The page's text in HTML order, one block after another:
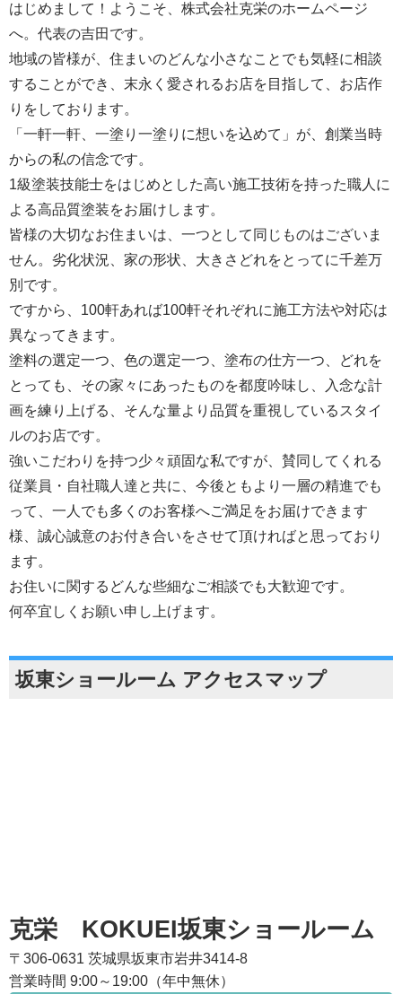
はじめまして！ようこそ、株式会社克栄のホームページ
へ。代表の吉田です。
地域の皆様が、住まいのどんな小さなことでも気軽に相談
することができ、末永く愛されるお店を目指して、お店作
りをしております。
「一軒一軒、一塗り一塗りに想いを込めて」が、創業当時
からの私の信念です。
1級塗装技能士をはじめとした高い施工技術を持った職人に
よる高品質塗装をお届けします。
皆様の大切なお住まいは、一つとして同じものはございま
せん。劣化状況、家の形状、大きさどれをとってに千差万
別です。
ですから、100軒あれば100軒それぞれに施工方法や対応は
異なってきます。
塗料の選定一つ、色の選定一つ、塗布の仕方一つ、どれを
とっても、その家々にあったものを都度吟味し、入念な計
画を練り上げる、そんな量より品質を重視しているスタイ
ルのお店です。
強いこだわりを持つ少々頑固な私ですが、賛同してくれる
従業員・自社職人達と共に、今後ともより一層の精進でも
って、一人でも多くのお客様へご満足をお届けできます
様、誠心誠意のお付き合いをさせて頂ければと思っており
ます。
お住いに関するどんな些細なご相談でも大歓迎です。
何卒宜しくお願い申し上げます。
坂東ショールーム アクセスマップ
克栄 KOKUEI坂東ショールーム
〒306-0631 茨城県坂東市岩井3414-8
営業時間 9:00～19:00（年中無休）